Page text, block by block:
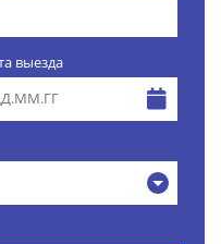
выезда